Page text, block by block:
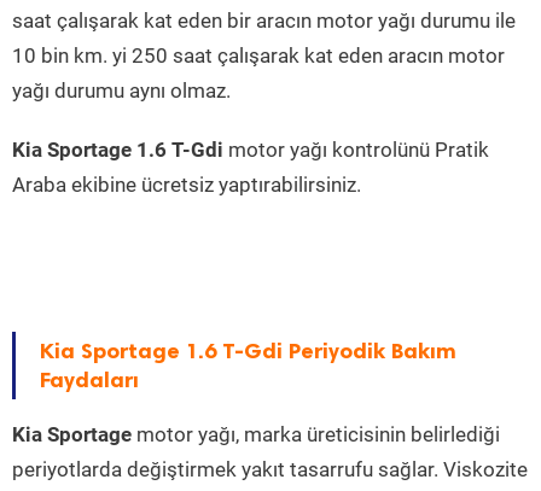
saat çalışarak kat eden bir aracın motor yağı durumu ile
10 bin km. yi 250 saat çalışarak kat eden aracın motor
yağı durumu aynı olmaz.
Kia Sportage 1.6 T-Gdi motor yağı kontrolünü Pratik
Araba ekibine ücretsiz yaptırabilirsiniz.
Kia Sportage 1.6 T-Gdi Periyodik Bakım
Faydaları
Kia Sportage motor yağı, marka üreticisinin belirlediği
periyotlarda değiştirmek yakıt tasarrufu sağlar. Viskozite